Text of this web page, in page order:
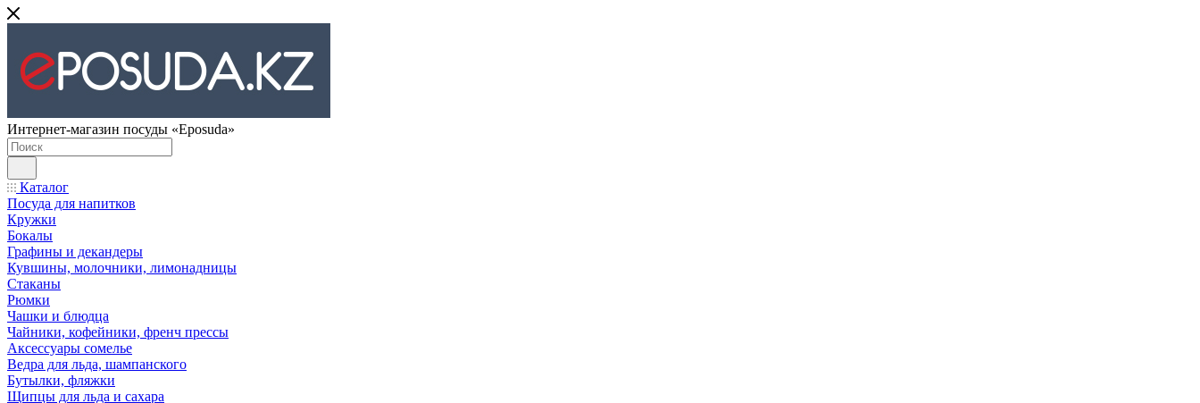
Интернет-магазин посуды «Eposuda»
Каталог
Посуда для напитков
Кружки
Бокалы
Графины и декандеры
Кувшины, молочники, лимонадницы
Стаканы
Рюмки
Чашки и блюдца
Чайники, кофейники, френч прессы
Аксессуары сомелье
Ведра для льда, шампанского
Бутылки, фляжки
Щипцы для льда и сахара